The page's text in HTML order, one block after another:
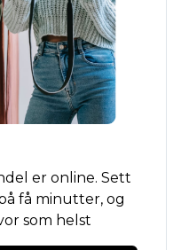
er online. Sett
få minutter, og
som helst